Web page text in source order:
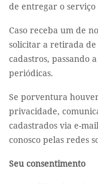
de entregar o serviço
Caso receba um de
solicitar a retirada de
cadastros, passando
periódicas.
Se porventura
privacidade,
cadastrados via e-
conosco pelas redes
Seu consentimento